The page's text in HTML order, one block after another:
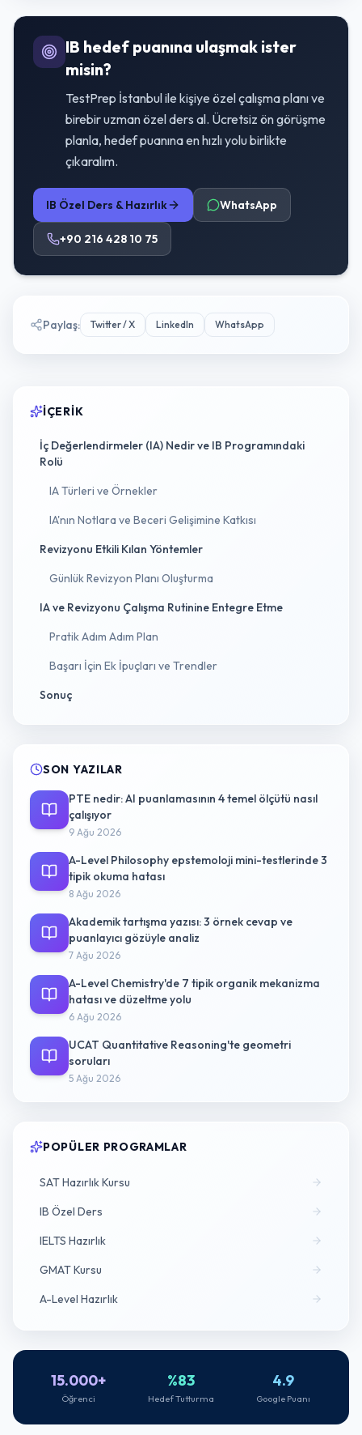
IB hedef puanına ulaşmak ister
misin?
TestPrep İstanbul ile kişiye özel çalışma planı ve
birebir uzman özel ders al. Ücretsiz ön görüşme
planla, hedef puanına en hızlı yolu birlikte
çıkaralım.
IB Özel Ders & Hazırlık WhatsApp
+90 216 428 10 75
Paylaş: Twitter / X LinkedIn WhatsApp
İÇERIK
İç Değerlendirmeler (IA) Nedir ve IB Programındaki
Rolü
IA Türleri ve Örnekler
IA'nın Notlara ve Beceri Gelişimine Katkısı
Revizyonu Etkili Kılan Yöntemler
Günlük Revizyon Planı Oluşturma
IA ve Revizyonu Çalışma Rutinine Entegre Etme
Pratik Adım Adım Plan
Başarı İçin Ek İpuçları ve Trendler
Sonuç
SON YAZILAR
PTE nedir: AI puanlamasının 4 temel ölçütü nasıl
çalışıyor
9 Ağu 2026
A-Level Philosophy epstemoloji mini-testlerinde 3
tipik okuma hatası
8 Ağu 2026
Akademik tartışma yazısı: 3 örnek cevap ve
puanlayıcı gözüyle analiz
7 Ağu 2026
A-Level Chemistry'de 7 tipik organik mekanizma
hatası ve düzeltme yolu
6 Ağu 2026
UCAT Quantitative Reasoning'te geometri
soruları
5 Ağu 2026
POPÜLER PROGRAMLAR
SAT Hazırlık Kursu
IB Özel Ders
IELTS Hazırlık
GMAT Kursu
A-Level Hazırlık
15.000+
Öğrenci
%83
Hedef Tutturma
4.9
Google Puanı